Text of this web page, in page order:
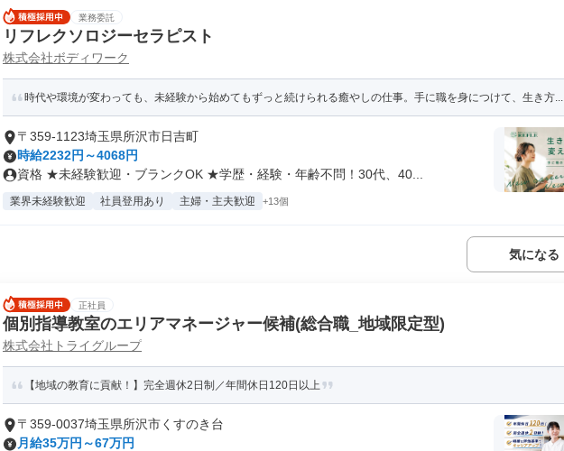
業務委託
リフレクソロジーセラピスト
株式会社ボディワーク
時代や環境が変わっても、未経験から始めてもずっと続けられる癒やしの仕事。手に職を身につけて、生き方...
〒359-1123埼玉県所沢市日吉町
時給2232円～4068円
資格 ★未経験歓迎・ブランクOK ★学歴・経験・年齢不問！30代、40...
業界未経験歓迎 社員登用あり 主婦・主夫歓迎 +13個
気になる
正社員
個別指導教室のエリアマネージャー候補(総合職_地域限定型)
株式会社トライグループ
【地域の教育に貢献！】完全週休2日制／年間休日120日以上
〒359-0037埼玉県所沢市くすのき台
月給35万円～67万円